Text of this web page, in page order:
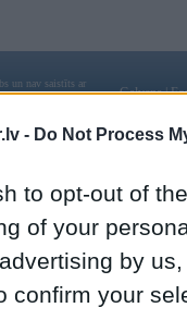
- Do Not Process
to opt-out of
of your
by
confirm your
un nav saistīts ar
Galvena|